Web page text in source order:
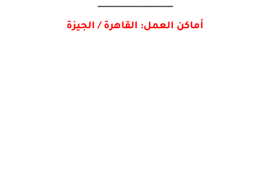
-------------------------
أماكن العمل: القاهرة / الجيزة